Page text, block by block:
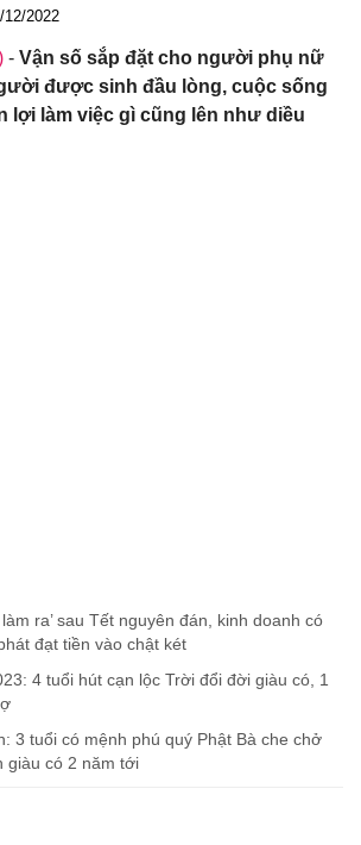
12/2022
- Vận số sắp đặt cho người phụ nữ
được sinh đầu lòng, cuộc sống
lợi làm việc gì cũng lên như diều
ra’ sau Tết nguyên đán, kinh doanh có
đạt tiền vào chật két
4 tuổi hút cạn lộc Trời đổi đời giàu có, 1
3 tuổi có mệnh phú quý Phật Bà che chở
giàu có 2 năm tới